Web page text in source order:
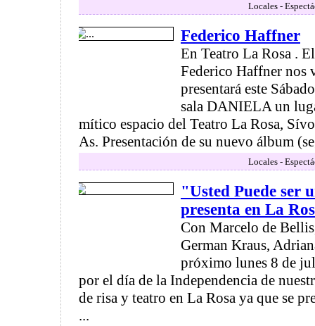
Locales -
Federico Haffner
En Teatro La Rosa .
Federico Haffner nos
presentará este
sala DANIELA un
mítico espacio del Teatro La Rosa,
As. Presentación de su nuevo álbum
Locales -
"Usted Puede ser
presenta en La
Con Marcelo de
German Kraus,
próximo lunes 8 de
por el día de la Independencia de
de risa y teatro en La Rosa ya que se
...